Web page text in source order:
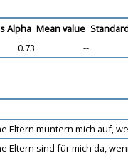
Alpha Mean value
0.73
--
Eltern muntern mich auf,
Eltern sind für mich da,